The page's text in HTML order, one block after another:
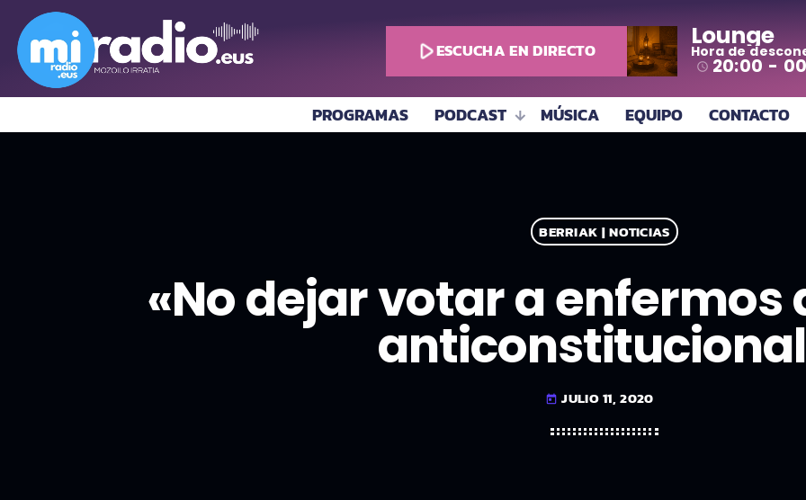
play_arrowESCUCHA EN DIRECTO Lounge
Hora de
todo
access_time 20:00 -
PROGRAMAS PODCAST MÚSICA EQUIPO CONTACTO
BERRIAK | NOTICIAS
«No dejar votar a enfermos
today JULIO 11, 2020